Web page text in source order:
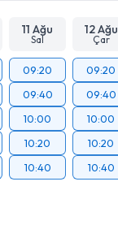
11 Ağu
Sal
12 Ağu
Çar
09:20
09:40
10:00
10:20
10:40
09:20
09:40
10:00
10:20
10:40